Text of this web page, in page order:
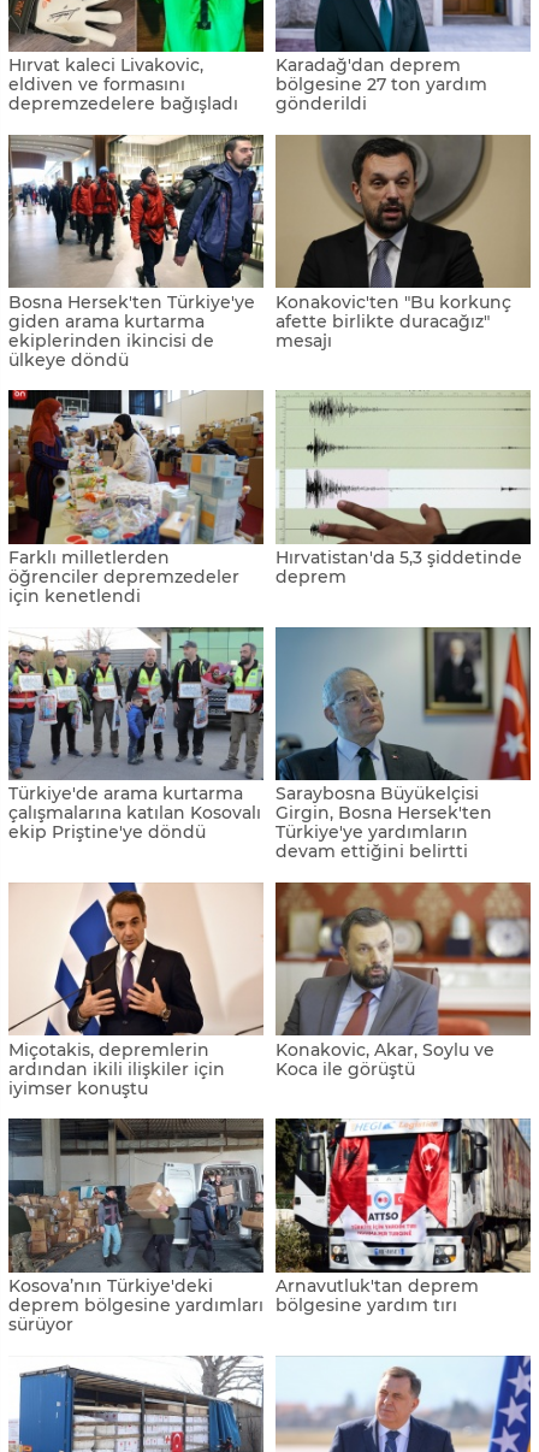
Hırvat kaleci Livakovic,
eldiven ve formasını
depremzedelere bağışladı
Karadağ'dan deprem
bölgesine 27 ton yardım
gönderildi
Bosna Hersek'ten Türkiye'ye
giden arama kurtarma
ekiplerinden ikincisi de
ülkeye döndü
Konakovic'ten "Bu korkunç
afette birlikte duracağız"
mesajı
Farklı milletlerden
öğrenciler depremzedeler
için kenetlendi
Hırvatistan'da 5,3 şiddetinde
deprem
Türkiye'de arama kurtarma
çalışmalarına katılan Kosovalı
ekip Priştine'ye döndü
Saraybosna Büyükelçisi
Girgin, Bosna Hersek'ten
Türkiye'ye yardımların
devam ettiğini belirtti
Miçotakis, depremlerin
ardından ikili ilişkiler için
iyimser konuştu
Konakovic, Akar, Soylu ve
Koca ile görüştü
Kosova’nın Türkiye'deki
deprem bölgesine yardımları
sürüyor
Arnavutluk'tan deprem
bölgesine yardım tırı